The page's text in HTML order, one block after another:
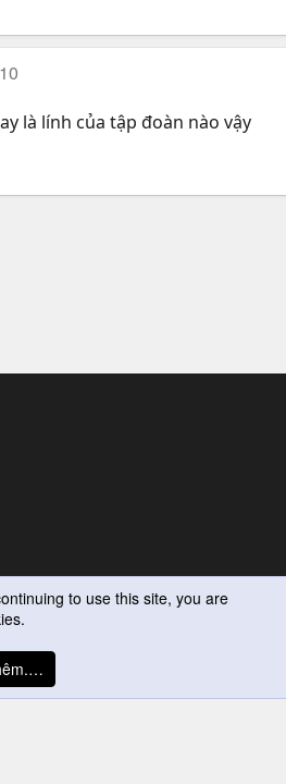
là lính của tập đoàn nào vậy
to use this site, you are